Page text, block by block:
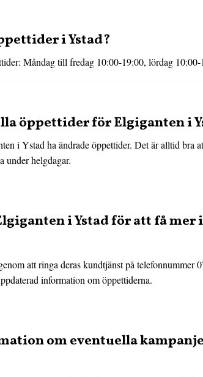
i Ystad?
Måndag till fredag 10:00-19:00, lördag
öppettider för Elgiganten i
i Ystad ha ändrade öppettider. Det är alltid bra
under helgdagar.
i Ystad för att få
att ringa deras kundtjänst på telefonnummer
information om öppettiderna.
om eventuella